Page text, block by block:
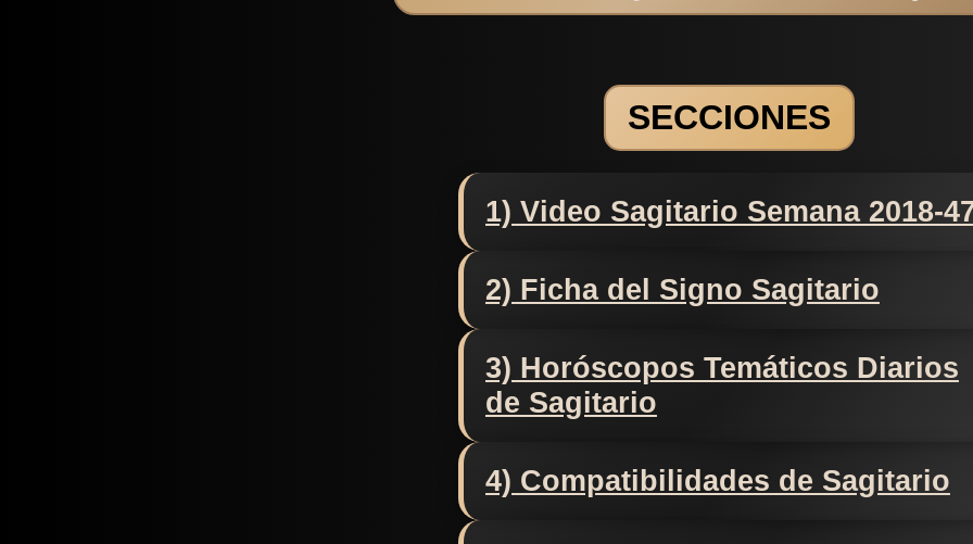
SECCIONES
1) Video Sagitario Semana 2018-
2) Ficha del Signo Sagitario
3) Horóscopos Temáticos Diarios
de Sagitario
4) Compatibilidades de Sagitario